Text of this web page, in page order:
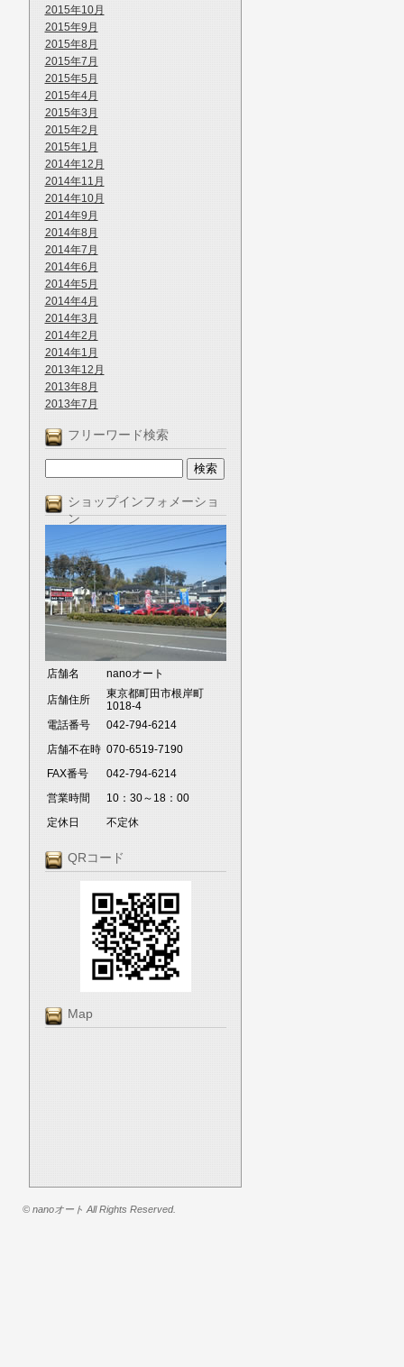
2015年10月
2015年9月
2015年8月
2015年7月
2015年5月
2015年4月
2015年3月
2015年2月
2015年1月
2014年12月
2014年11月
2014年10月
2014年9月
2014年8月
2014年7月
2014年6月
2014年5月
2014年4月
2014年3月
2014年2月
2014年1月
2013年12月
2013年8月
2013年7月
フリーワード検索
ショップインフォメーショ
ン
店舗名 nanoオート
店舗住所
東京都町田市根岸町
1018-4
電話番号
042-794-6214
店舗不在時 070-6519-7190
FAX番号
042-794-6214
営業時間
10：30～18：00
定休日
不定休
QRコード
Map
© nanoオート All Rights Reserved.